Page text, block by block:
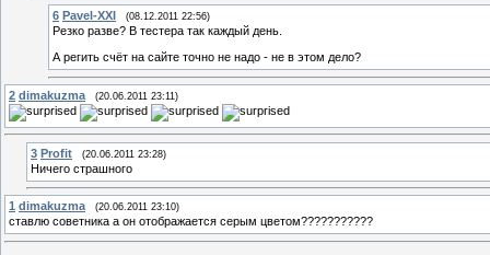
6 Pavel-XXI (08.12.2011 22:56)
Резко разве? В тестера так каждый день.
А регить счёт на сайте точно не надо - не в этом дело?
2 dimakuzma (20.06.2011 23:11)
3 Profit (20.06.2011 23:28)
Ничего страшного
1 dimakuzma (20.06.2011 23:10)
ставлю советника а он отображается серым цветом???????????